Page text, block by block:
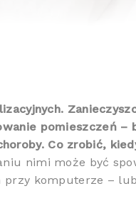
pomieszczeń –
Co zrobić,
nimi może być
komputerze –